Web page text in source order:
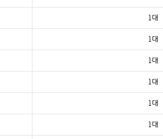
1대
1대
1대
1대
1대
1대